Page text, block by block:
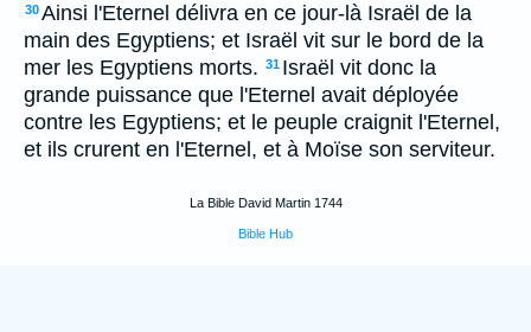
30Ainsi l'Eternel délivra en ce jour-là Israël de la
main des Egyptiens; et Israël vit sur le bord de la
mer les Egyptiens morts. 31 Israël vit donc la
grande puissance que l'Eternel avait déployée
contre les Egyptiens; et le peuple craignit l'Eternel,
et ils crurent en l'Eternel, et à Moïse son serviteur.
La Bible David Martin 1744
Bible Hub